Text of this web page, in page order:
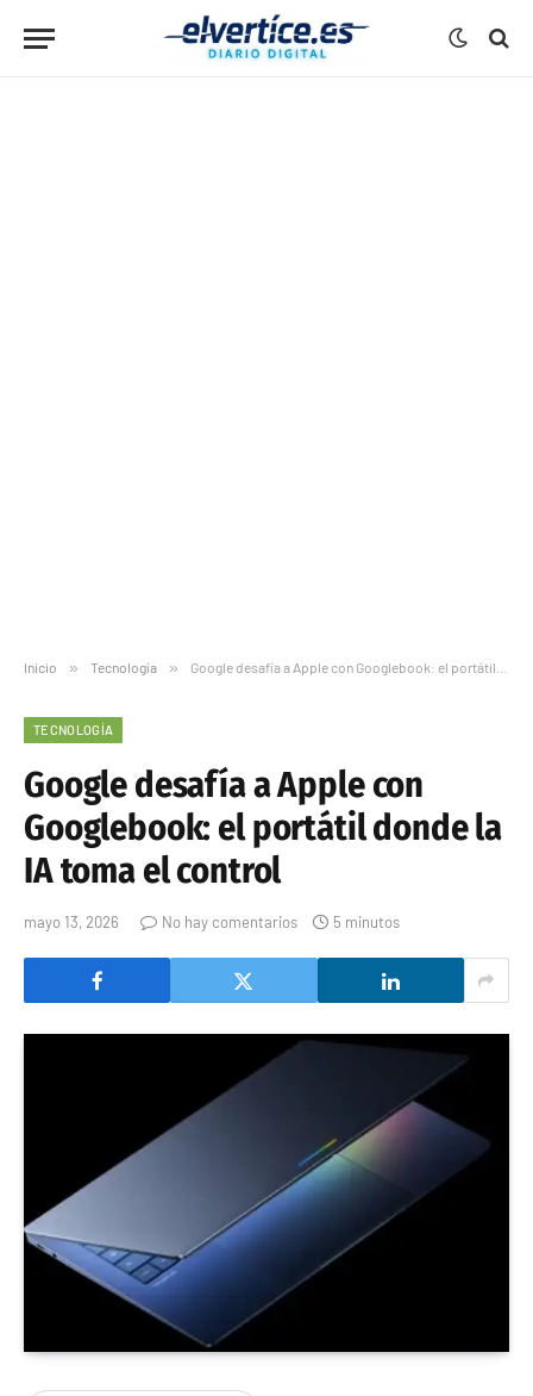
Inicio » Tecnología » Google desafía a Apple con Googlebook: el portátil donde la IA toma el control
TECNOLOGÍA
Google desafía a Apple con
Googlebook: el portátil donde la
IA toma el control
mayo 13, 2026 No hay comentarios 5 minutos